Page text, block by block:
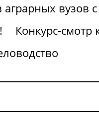
аграрных
Конкурс-